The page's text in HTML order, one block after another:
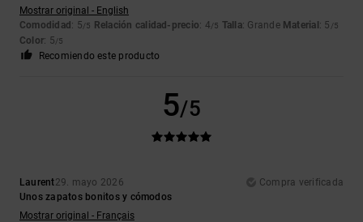
Mostrar original - English
Comodidad: 5/5 Relación calidad-precio: 4/5 Talla: Grande Material: 5 /5
Color: 5/5
Recomiendo este producto
5/5
Laurent29. mayo 2026
Compra verificada
Unos zapatos bonitos y cómodos
Mostrar original - Français